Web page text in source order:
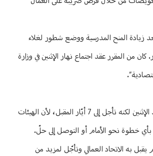
الأدنى للأجور اليوم 18 مليون ليرة أي 200 دولار. أرباب العمل وافقوا على رفعه إلى 300 دولار بعد زيادة المنح المدرسية ووضع شطور لغلاء
اتفاق اليوم على حدّ أدنى للأجور. كان من المقرر عقد اجتماع نهار الإثنين في وزارة
وبدوره، يؤكّد الخبير الاقتصادي وعضو المجلس الاقتصادي والاجتماعي والبيئي أنيس أبو دياب، أنّ “اجتماعاً كان من المُقرر أن يعقد الإثنين لكنه تأجل إلى 7 أيّار المقبل، لأن الهيئات
بأي خطوة نحو الأمام أو التوصل إلى حلّ.
يقبل به الاتحاد العمالي وتأجّل لمزيد من